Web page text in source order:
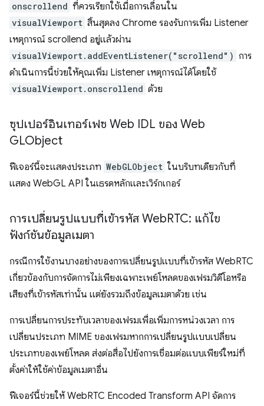
onscrollend ที่ควรเรียกใช้เมื่อการเลื่อนใน
visualViewport สิ้นสุดลง Chrome รองรับการเพิ่ม Listener
เหตุการณ์ scrollend อยู่แล้วผ่าน
visualViewport.addEventListener("scrollend") การ
ดำเนินการนี้ช่วยให้คุณเพิ่ม Listener เหตุการณ์ได้โดยใช้
visualViewport.onscrollend ด้วย
ซุปเปอร์อินเทอร์เฟซ Web IDL ของ Web
GLObject
ฟีเจอร์นี้จะแสดงประเภท WebGLObject ในบริบทเดียวกับที่
แสดง WebGL API ในเธรดหลักและเวิร์กเกอร์
การเปลี่ยนรูปแบบที่เข้ารหัส WebRTC: แก้ไข
ฟังก์ชันข้อมูลเมตา
กรณีการใช้งานบางอย่างของการเปลี่ยนรูปแบบที่เข้ารหัส WebRTC
เกี่ยวข้องกับการจัดการไม่เพียงเฉพาะเพย์โหลดของเฟรมวิดีโอหรือ
เสียงที่เข้ารหัสเท่านั้น แต่ยังรวมถึงข้อมูลเมตาด้วย เช่น
การเปลี่ยนการประทับเวลาของเฟรมเพื่อเพิ่มการหน่วงเวลา การ
เปลี่ยนประเภท MIME ของเฟรมหากการเปลี่ยนรูปแบบเปลี่ยน
ประเภทของเพย์โหลด ส่งต่อสื่อไปยังการเชื่อมต่อแบบเพียร์ใหม่ที่
ตั้งค่าให้ใช้ค่าข้อมูลเมตาอื่น
ฟีเจอร์นี้ช่วยให้ WebRTC Encoded Transform API จัดการ